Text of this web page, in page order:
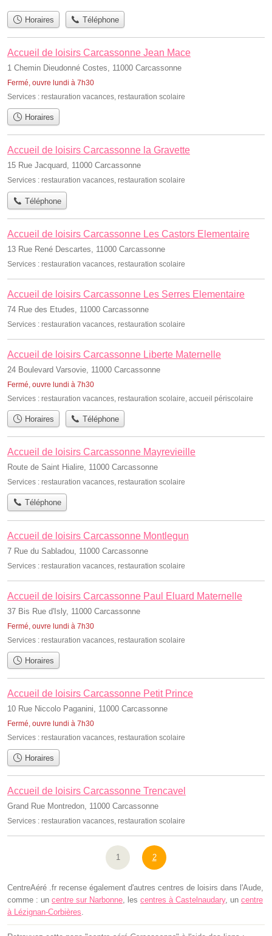
Horaires Téléphone
Accueil de loisirs Carcassonne Jean Mace
1 Chemin Dieudonné Costes, 11000 Carcassonne
Fermé, ouvre lundi à 7h30
Services : restauration vacances, restauration scolaire
Horaires
Accueil de loisirs Carcassonne la Gravette
15 Rue Jacquard, 11000 Carcassonne
Services : restauration vacances, restauration scolaire
Téléphone
Accueil de loisirs Carcassonne Les Castors Elementaire
13 Rue René Descartes, 11000 Carcassonne
Services : restauration vacances restauration scolaire
Accueil de loisirs Carcassonne Les Serres Elementaire
74 Rue des Etudes, 11000 Carcassonne
Services : restauration vacances restauration scolaire
Accueil de loisirs Carcassonne Liberte Maternelle
24 Boulevard Varsovie, 11000 Carcassonne
Fermé, ouvre lundi à 7h30
Services : restauration vacances restauration scolaire accueil périscolaire
Horaires Téléphone
Accueil de loisirs Carcassonne Mayrevieille
Route de Saint Hialire, 11000 Carcassonne
Services : restauration vacances, restauration scolaire
Téléphone
Accueil de loisirs Carcassonne Montlegun
7 Rue du Sabladou, 11000 Carcassonne
Services : restauration vacances restauration scolaire
Accueil de loisirs Carcassonne Paul Eluard Maternelle
37 Bis Rue d'Isly, 11000 Carcassonne
Fermé, ouvre lundi à 7h30
Services : restauration vacances restauration scolaire
Horaires
Accueil de loisirs Carcassonne Petit Prince
10 Rue Niccolo Paganini, 11000 Carcassonne
Fermé, ouvre lundi à 7h30
Services : restauration vacances, restauration scolaire
Horaires
Accueil de loisirs Carcassonne Trencavel
Grand Rue Montredon, 11000 Carcassonne
Services : restauration vacances, restauration scolaire
1 2
CentreAéré .fr recense également d'autres centres de loisirs dans l'Aude,
comme : un centre sur Narbonne, les centres à Castelnaudary, un centre
à Lézignan-Corbières.